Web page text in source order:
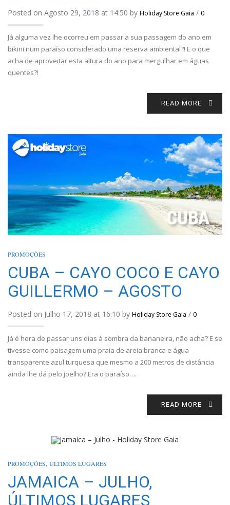
Posted on Agosto 29, 2018 at 14:50 by Holiday Store Gaia / 0
Já alguma vez lhe ocorreu em passar a sua passagem do ano em
bikini num paraíso considerado uma reserva ambiental?! E o que
acha de aproveitar esta altura do ano para mergulhar em águas
quentes?!
READ MORE
PROMOÇÕES
CUBA – CAYO COCO E CAYO
GUILLERMO – AGOSTO
Posted on Julho 17, 2018 at 16:10 by Holiday Store Gaia / 0
Já é hora de passar uns dias à sombra da bananeira, não acha? E se
tivesse como paisagem uma praia de areia branca e água
transparente azul turquesa que mesmo a 200 metros de distância
ainda lhe dá pelo joelho? Era o paraíso….
READ MORE
PROMOÇÕES, ÚLTIMOS LUGARES
JAMAICA – JULHO,
ÚLTIMOS LUGARES